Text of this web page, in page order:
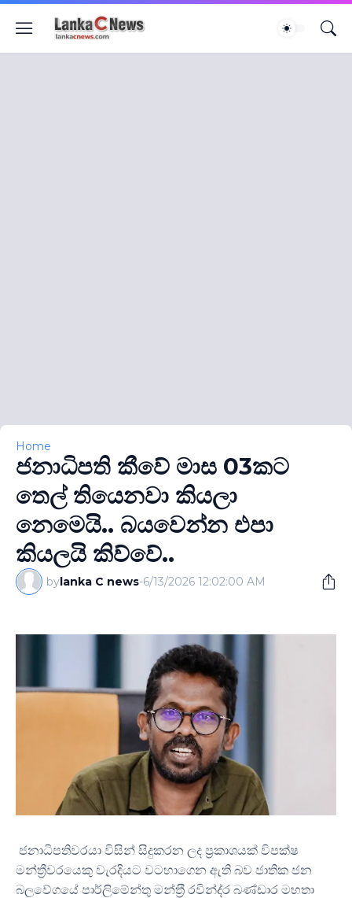
Home
ජනාධිපති කීවේ මාස 03කට
තෙල් තියෙනවා කියලා
නෙමෙයි.. බයවෙන්න එපා
කියලයි කිව්වේ..
bylanka C news-6/13/2026 12:02:00 AM
ජනාධිපතිවරයා විසින් සිදුකරන ලද ප්‍රකාශයක් විපක්ෂ
මන්ත්‍රීවරයෙකු වැරදියට වටහාගෙන ඇති බව ජාතික ජන
බලවේගයේ පාර්ලිමේන්තු මන්ත‍්‍රී රවින්ද‍්‍ර බණ්ඩාර මහතා